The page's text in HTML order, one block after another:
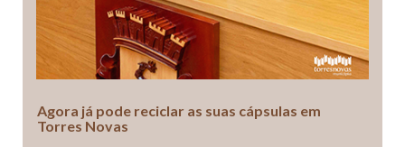
Agora já pode reciclar as suas cápsulas em
Torres Novas